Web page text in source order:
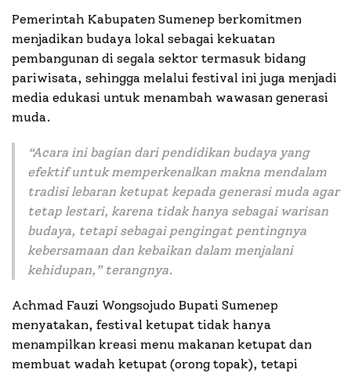
Pemerintah Kabupaten Sumenep berkomitmen
menjadikan budaya lokal sebagai kekuatan
pembangunan di segala sektor termasuk bidang
pariwisata, sehingga melalui festival ini juga menjadi
media edukasi untuk menambah wawasan generasi
muda.
“Acara ini bagian dari pendidikan budaya yang
efektif untuk memperkenalkan makna mendalam
tradisi lebaran ketupat kepada generasi muda agar
tetap lestari, karena tidak hanya sebagai warisan
budaya, tetapi sebagai pengingat pentingnya
kebersamaan dan kebaikan dalam menjalani
kehidupan,” terangnya.
Achmad Fauzi Wongsojudo Bupati Sumenep
menyatakan, festival ketupat tidak hanya
menampilkan kreasi menu makanan ketupat dan
membuat wadah ketupat (orong topak), tetapi